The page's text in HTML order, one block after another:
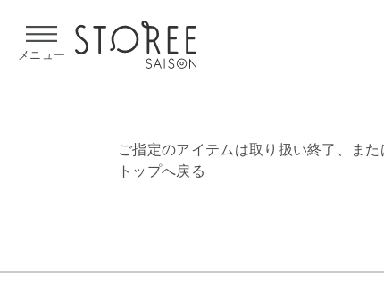
メニュー
ご指定のアイテムは取り扱い終了、ま
トップへ戻る